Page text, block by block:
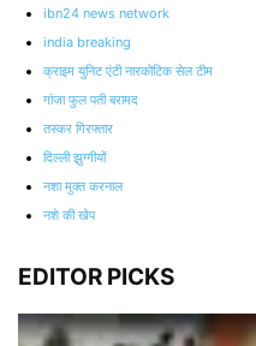
ibn24 news network
india breaking
क्राइम युनिट एंटी नारकोटिक सेल टीम
गांजा फुल पती बरामद
तस्कर गिरफ्तार
दिल्ली झुग्गीयों
नशा मुक्त करनाल
नशे की खेप
EDITOR PICKS